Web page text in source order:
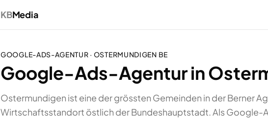
KBMedia
GOOGLE-ADS-AGENTUR · OSTERMUNDIGEN BE
Google-Ads-Agentur in
Ostermundigen ist eine der grössten Gemeinden in der Berner
Wirtschaftsstandort östlich der Bundeshauptstadt. Als Google-